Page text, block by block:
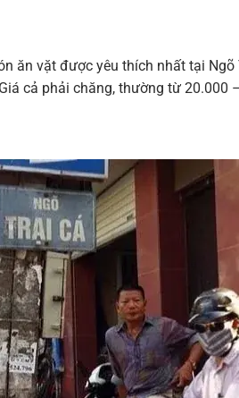
ăn vặt được yêu thích nhất tại
cả phải chăng, thường từ 20.000